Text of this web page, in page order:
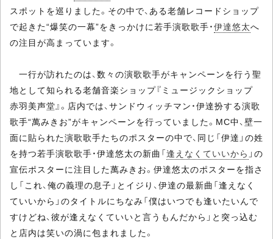
スポットを巡りました。その中で、ある老舗レコードショップ
で起きた“爆笑の一幕”をきっかけに若手演歌歌手・伊達悠太へ
の注目が高まっています。
一行が訪れたのは、数々の演歌歌手がキャンペーンを行う聖
地として知られる老舗音楽ショップ『ミュージックショップ
赤羽美声堂』。店内では、サンドウィッチマン・伊達扮する演歌
歌手“萬みきお”がキャンペーンを行っていました。MC中、壁一
面に貼られた演歌歌手たちのポスターの中で、同じ「伊達」の姓
を持つ若手演歌歌手・伊達悠太の新曲「逢えなくていいから 」の
宣伝ポスターに注目した萬みきお。伊達悠太のポスターを指さ
し「これ、俺の義理の息子」とイジり、伊達の最新曲「逢えなく
ていいから」のタイトルにちなみ「僕はいつでも逢いたいんで
すけどね、彼が逢えなくていいと言うもんだから」と突っ込む
と店内は笑いの渦に包まれました。